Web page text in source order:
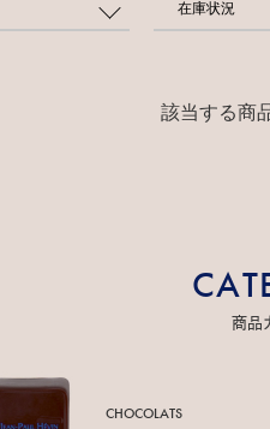
在庫状況
該当する商
商品
CHOCOLATS